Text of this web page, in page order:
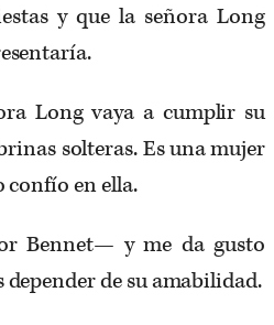
y que la señora Long
Long vaya a cumplir su
solteras. Es una mujer
confío en ella.
Bennet— y me da gusto
depender de su amabilidad.